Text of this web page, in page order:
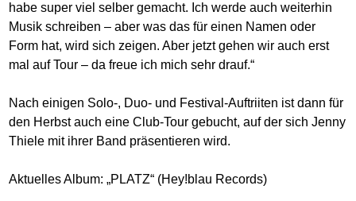
habe super viel selber gemacht. Ich werde auch weiterhin
Musik schreiben – aber was das für einen Namen oder
Form hat, wird sich zeigen. Aber jetzt gehen wir auch erst
mal auf Tour – da freue ich mich sehr drauf.“
Nach einigen Solo-, Duo- und Festival-Auftriiten ist dann für
den Herbst auch eine Club-Tour gebucht, auf der sich Jenny
Thiele mit ihrer Band präsentieren wird.
Aktuelles Album: „PLATZ“ (Hey!blau Records)